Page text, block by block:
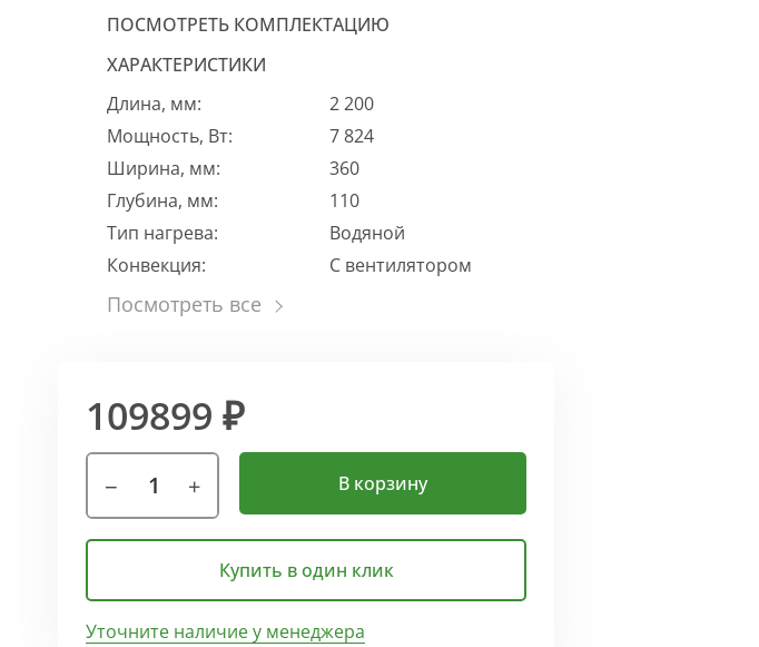
ПОСМОТРЕТЬ КОМПЛЕКТАЦИЮ
ХАРАКТЕРИСТИКИ
Длина, мм:
2 200
Мощность, Вт:
7 824
Ширина, мм:
360
Глубина, мм:
110
Тип нагрева:
Водяной
Конвекция:
С вентилятором
109899 ₽
В корзину
Купить в один клик
Уточните наличие у менеджера